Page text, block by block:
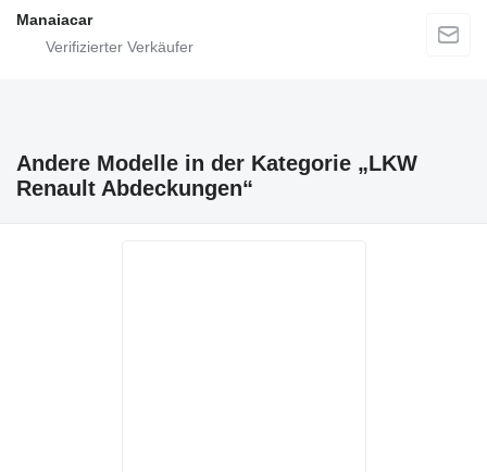
Manaiacar
Andere Modelle in der Kategorie „LKW
Renault Abdeckungen“